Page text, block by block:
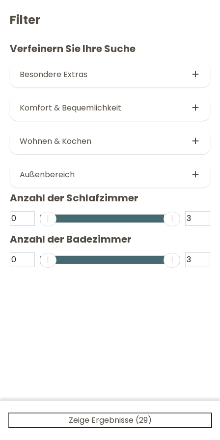
Filter
Verfeinern Sie Ihre Suche
Besondere Extras
Glasveranda (8)
2 Hunde willkommen (19)
Komfort & Bequemlichkeit
Klimaanlage (7)
Wohnen & Kochen
Außenbereich
Offene Terrasse (10)
Eingezäunte Terrasse (11)
Anzahl der Schlafzimmer
Anzahl der Badezimmer
Zeige Ergebnisse (29)